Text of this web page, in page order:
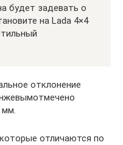
будет задевать о
на Lada 4×4
отклонение
мм.
отличаются по